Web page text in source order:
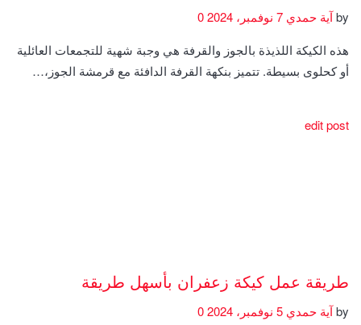
byآية حمدي
هذه الكيكة اللذيذة بالجوز والقرفة هي وجبة شهية للتجمعات العائلية
أو كحلوى بسيطة. تتميز بنكهة القرفة الدافئة مع قرمشة الجوز،…
edit post
طريقة عمل كيكة زعفران بأسهل طريقة
byآية حمدي